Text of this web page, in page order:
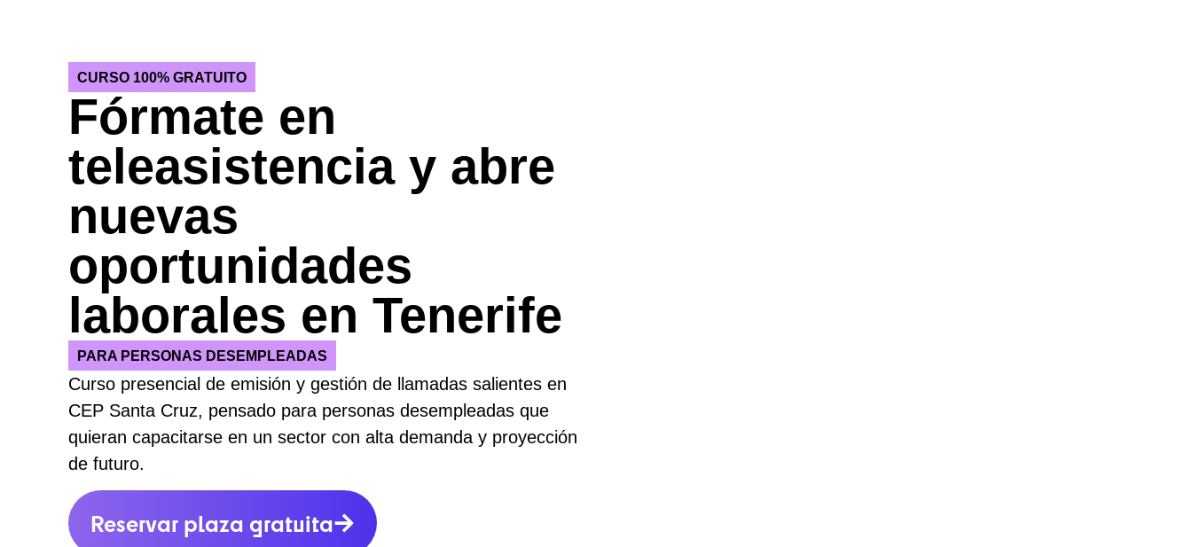
CURSO 100% GRATUITO
Fórmate en
teleasistencia y abre
nuevas
oportunidades
laborales en Tenerife
PARA PERSONAS DESEMPLEADAS
Curso presencial de emisión y gestión de llamadas salientes en
CEP Santa Cruz, pensado para personas desempleadas que
quieran capacitarse en un sector con alta demanda y proyección
de futuro.
Reservar plaza gratuita